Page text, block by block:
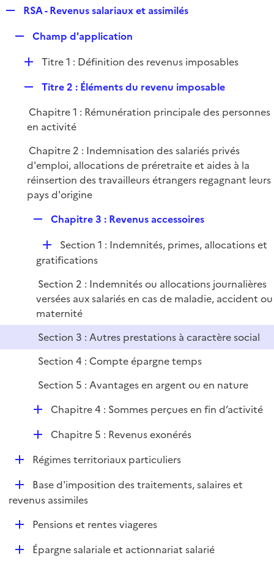
p
RSA - Revenus salariaux et assimilés
p
e
r
Champ d'application
D
l
i
e
r
Titre 1 : Définition des revenus imposables
p
l
i
r
Titre 2 : Éléments du revenu imposable
Chapitre 1 : Rémunération principale des personnes
en activité
Chapitre 2 : Indemnisation des salariés privés
d'emploi, allocations de préretraite et aides à la
réinsertion des travailleurs étrangers regagnant leurs
pays d'origine
p
l
e
r
Chapitre 3 : Revenus accessoires
D
é
l
i
e
r
Section 1 : Indemnités, primes, allocations et
gratifications
Section 2 : Indemnités ou allocations journalières
versées aux salariés en cas de maladie, accident ou
maternité
Section 3 : Autres prestations à caractère social
Section 4 : Compte épargne temps
Section 5 : Avantages en argent ou en nature
D
i
e
Chapitre 4 : Sommes perçues en fin d’activité
D
p
i
e
r
Chapitre 5 : Revenus exonérés
D
l
Régimes territoriaux particuliers
D
é
Base d'imposition des traitements, salaires et
revenus assimiles
DPensions et rentes viageres
DÉpargne salariale et actionnariat salarié